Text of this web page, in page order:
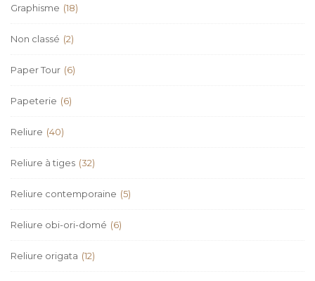
Graphisme (18)
Non classé (2)
Paper Tour (6)
Papeterie (6)
Reliure (40)
Reliure à tiges (32)
Reliure contemporaine (5)
Reliure obi-ori-domé (6)
Reliure origata (12)